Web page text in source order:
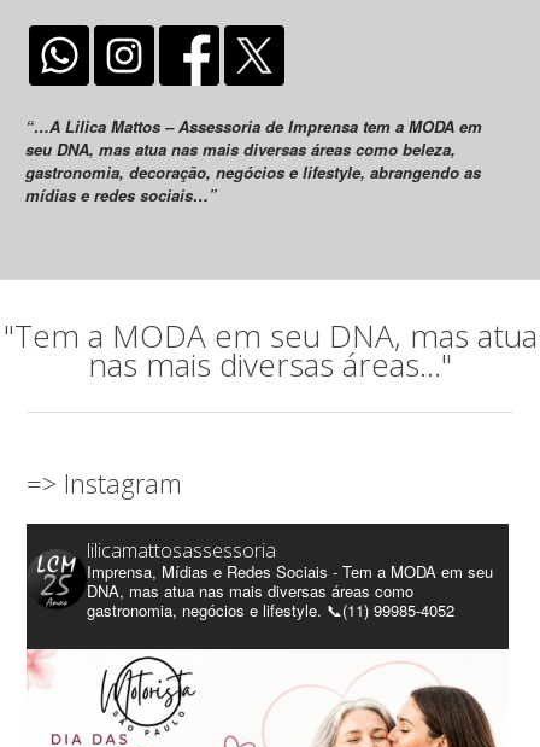
“…A Lilica Mattos – Assessoria de Imprensa tem a MODA em
seu DNA, mas atua nas mais diversas áreas como beleza,
gastronomia, decoração, negócios e lifestyle, abrangendo as
mídias e redes sociais…”
"Tem a MODA em seu DNA, mas atua
nas mais diversas áreas..."
=> Instagram
lilicamattosassessoria
Imprensa, Mídias e Redes Sociais - Tem a MODA em seu
DNA, mas atua nas mais diversas áreas como
gastronomia, negócios e lifestyle. 📞(11) 99985-4052